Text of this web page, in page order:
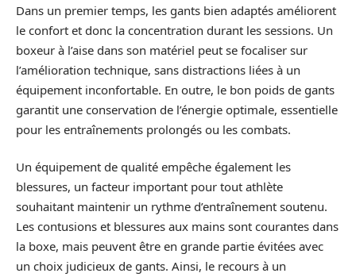
Dans un premier temps, les gants bien adaptés améliorent
le confort et donc la concentration durant les sessions. Un
boxeur à l’aise dans son matériel peut se focaliser sur
l’amélioration technique, sans distractions liées à un
équipement inconfortable. En outre, le bon poids de gants
garantit une conservation de l’énergie optimale, essentielle
pour les entraînements prolongés ou les combats.
Un équipement de qualité empêche également les
blessures, un facteur important pour tout athlète
souhaitant maintenir un rythme d’entraînement soutenu.
Les contusions et blessures aux mains sont courantes dans
la boxe, mais peuvent être en grande partie évitées avec
un choix judicieux de gants. Ainsi, le recours à un